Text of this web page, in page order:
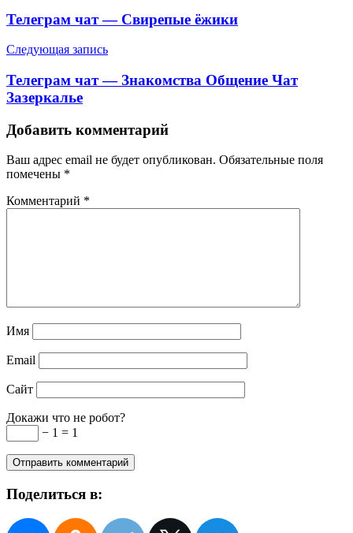
по
записям
Телеграм чат — Свирепые ёжики
Следующая запись
Телеграм чат — Знакомства Общение Чат
Зазеркалье
Добавить комментарий
Ваш адрес email не будет опубликован. Обязательные поля
помечены *
Комментарий *
Имя
Email
Сайт
Докажи что не робот?
− 1 = 1
Поделиться в: